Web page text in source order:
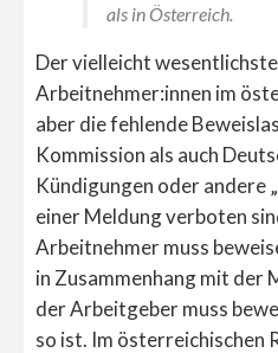
als in Österreich.
Der vielleicht
Arbeitnehmer:innen im
aber die fehlende
Kommission als auch
Kündigungen oder andere
einer Meldung verboten
Arbeitnehmer muss
in Zusammenhang mit der
der Arbeitgeber muss
so ist. Im österreichischen